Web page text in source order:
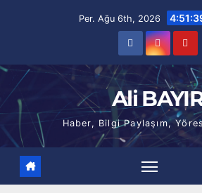
Per. Ağu 6th, 2026
Ali
Haber, Bilgi Paylaşım,